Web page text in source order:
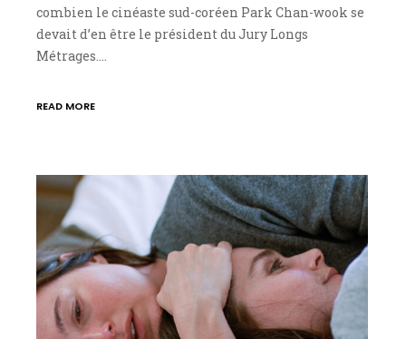
combien le cinéaste sud-coréen Park Chan-wook se
devait d’en être le président du Jury Longs
Métrages.…
READ MORE